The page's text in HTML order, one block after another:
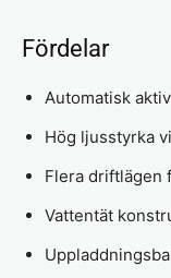
Fördelar
Automatisk
Hög ljusstyrka
Flera driftlägen
Vattentät